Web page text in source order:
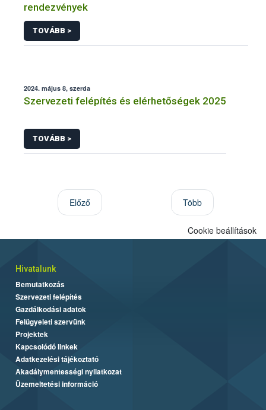
rendezvények
TOVÁBB >
2024. május 8, szerda
Szervezeti felépítés és elérhetőségek 2025
TOVÁBB >
Előző Több
Cookie beállítások
Hivatalunk
Bemutatkozás
Szervezeti felépítés
Gazdálkodási adatok
Felügyeleti szervünk
Projektek
Kapcsolódó linkek
Adatkezelési tájékoztató
Akadálymentességi nyilatkozat
Üzemeltetési információ